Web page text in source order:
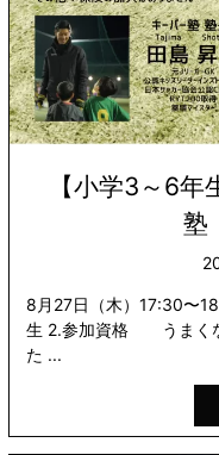
【小学3～6
塾
8月27日（木）
生 2.参加資格 うま
た ...